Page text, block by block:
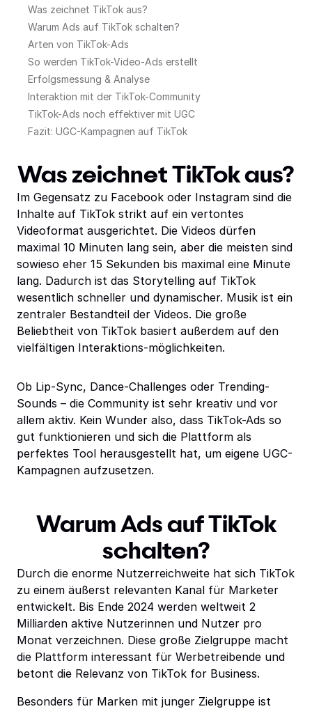
Was zeichnet TikTok aus?
Warum Ads auf TikTok schalten?
Arten von TikTok-Ads
So werden TikTok-Video-Ads erstellt
Erfolgsmessung & Analyse
Interaktion mit der TikTok-Community
TikTok-Ads noch effektiver mit UGC
Fazit: UGC-Kampagnen auf TikTok
Was zeichnet TikTok aus?
Im Gegensatz zu Facebook oder Instagram sind die
Inhalte auf TikTok strikt auf ein vertontes
Videoformat ausgerichtet. Die Videos dürfen
maximal 10 Minuten lang sein, aber die meisten sind
sowieso eher 15 Sekunden bis maximal eine Minute
lang. Dadurch ist das Storytelling auf TikTok
wesentlich schneller und dynamischer. Musik ist ein
zentraler Bestandteil der Videos. Die große
Beliebtheit von TikTok basiert außerdem auf den
vielfältigen Interaktions-möglichkeiten.
Ob Lip-Sync, Dance-Challenges oder Trending-
Sounds – die Community ist sehr kreativ und vor
allem aktiv. Kein Wunder also, dass TikTok-Ads so
gut funktionieren und sich die Plattform als
perfektes Tool herausgestellt hat, um eigene UGC-
Kampagnen aufzusetzen.
Warum Ads auf TikTok
schalten?
Durch die enorme Nutzerreichweite hat sich TikTok
zu einem äußerst relevanten Kanal für Marketer
entwickelt. Bis Ende 2024 werden weltweit 2
Milliarden aktive Nutzerinnen und Nutzer pro
Monat verzeichnen. Diese große Zielgruppe macht
die Plattform interessant für Werbetreibende und
betont die Relevanz von TikTok for Business.
Besonders für Marken mit junger Zielgruppe ist